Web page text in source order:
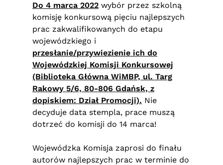
Do 4 marca 2022 wybór przez szkolną
komisję konkursową pięciu najlepszych
prac zakwalifikowanych do etapu
wojewódzkiego i
przesłanie/przywiezienie ich do
Wojewódzkiej Komisji Konkursowej
(Biblioteka Główna WiMBP, ul. Targ
Rakowy 5/6, 80-806 Gdańsk, z
dopiskiem: Dział Promocji). Nie
decyduje data stempla, prace muszą
dotrzeć do komisji do 14 marca!
Wojewódzka Komisja zaprosi do finału
autorów najlepszych prac w terminie do